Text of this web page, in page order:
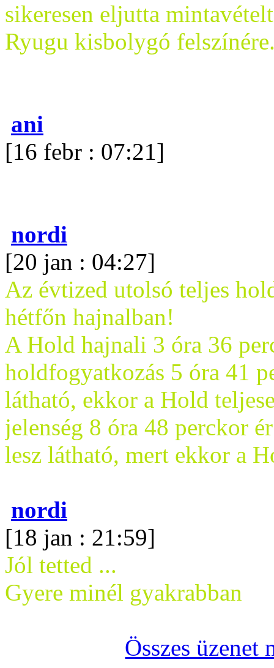
sikeresen eljutta
Ryugu kisbolygó
ani
[16 febr : 07:21]
nordi
[20 jan : 04:27]
Az évtized utolsó teljes
hétfőn hajnalban!
A Hold hajnali 3 óra 36
holdfogyatkozás 5 óra 41
látható, ekkor a Hold
jelenség 8 óra 48 perckor
lesz látható, mert ekkor a
nordi
[18 jan : 21:59]
Jól tetted ...
Gyere minél gyakrabban
Összes üzenet